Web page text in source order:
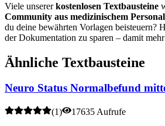
Viele unsererkostenlosen Textbausteine
Community aus medizinischem Personal
du deine bewährten Vorlagen beisteuern?
der Dokumentation zu sparen – damit
Ähnliche Textbausteine
Neuro Status Normalbefund
(1)
17635 Aufrufe